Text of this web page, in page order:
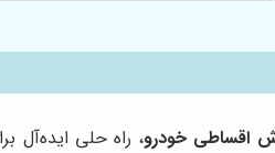
اقساطی خودرو، راه حلی ایده‌آل